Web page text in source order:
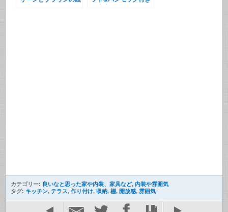
カテゴリー: 良いなと思った家や内装、家具など, 内装や雰囲気
タグ: キッチン, テラス, 作り付け, 収納, 棚, 開放感, 雰囲気